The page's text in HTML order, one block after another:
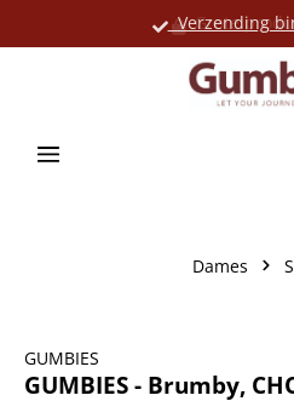
Verzending
Grote
Dames
GUMBIES
GUMBIES - Brumby,